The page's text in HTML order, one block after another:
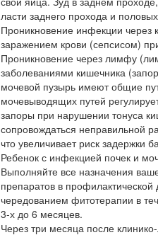
ласти заднего прохода и
Проникновение инфекции через
заражением крови (сепсисом)
Проникновение через лимфу
заболеваниями кишечника
мочевой пузырь имеют общие
мочевыводящих путей
запоры при нарушении тонуса
сопровождаться неправильной
что увеличивает риск за­держки
Ребенок с инфекцией почек и
Выполняйте все назначения
препаратов в
чередованием фитотерапии в
3-х до 6 месяцев.
Через три месяца после